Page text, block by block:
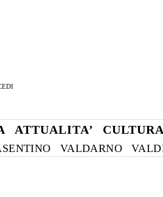
ATTUALITA’
VALDARNO